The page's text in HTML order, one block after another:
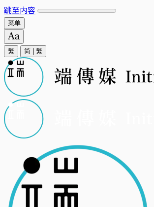
跳至内容
菜单
繁 简 繁